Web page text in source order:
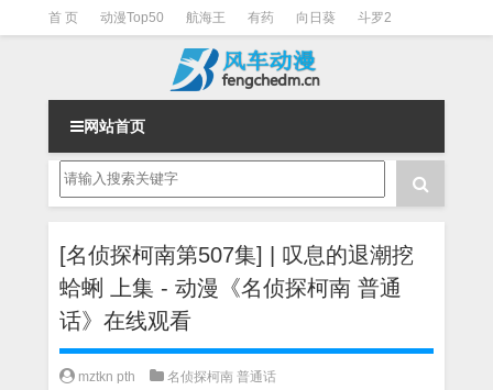
首 页 动漫Top50 航海王 有药 向日葵 斗罗2
一拳超人 柯南 阴阳师
网站首页
[名侦探柯南第507集] | 叹息的退潮挖
蛤蜊 上集 - 动漫《名侦探柯南 普通
话》在线观看
mztkn pth
名侦探柯南 普通话